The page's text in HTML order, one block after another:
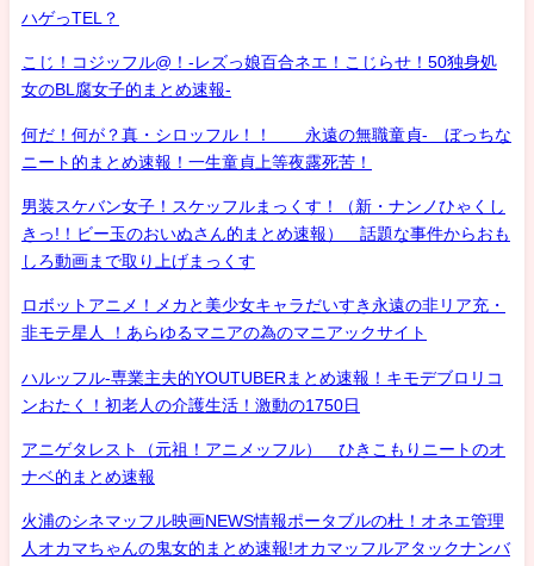
ハゲっTEL？
こじ！コジッフル@！-レズっ娘百合ネエ！こじらせ！50独身処
女のBL腐女子的まとめ速報-
何だ！何が？真・シロッフル！！ 永遠の無職童貞- ぼっちな
ニート的まとめ速報！一生童貞上等夜露死苦！
男装スケバン女子！スケッフルまっくす！（新・ナンノひゃくし
きっ!！ビー玉のおいぬさん的まとめ速報） 話題な事件からおも
しろ動画まで取り上げまっくす
ロボットアニメ！メカと美少女キャラだいすき永遠の非リア充・
非モテ星人 ！あらゆるマニアの為のマニアックサイト
ハルッフル-専業主夫的YOUTUBERまとめ速報！キモデブロリコ
ンおたく！初老人の介護生活！激動の1750日
アニゲタレスト（元祖！アニメッフル） ひきこもりニートのオ
ナベ的まとめ速報
火浦のシネマッフル映画NEWS情報ポータブルの杜！オネエ管理
人オカマちゃんの鬼女的まとめ速報!オカマッフルアタックナンバ